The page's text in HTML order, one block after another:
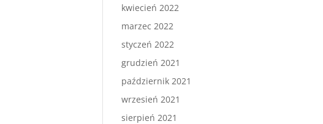
kwiecień 2022
marzec 2022
styczeń 2022
grudzień 2021
październik 2021
wrzesień 2021
sierpień 2021